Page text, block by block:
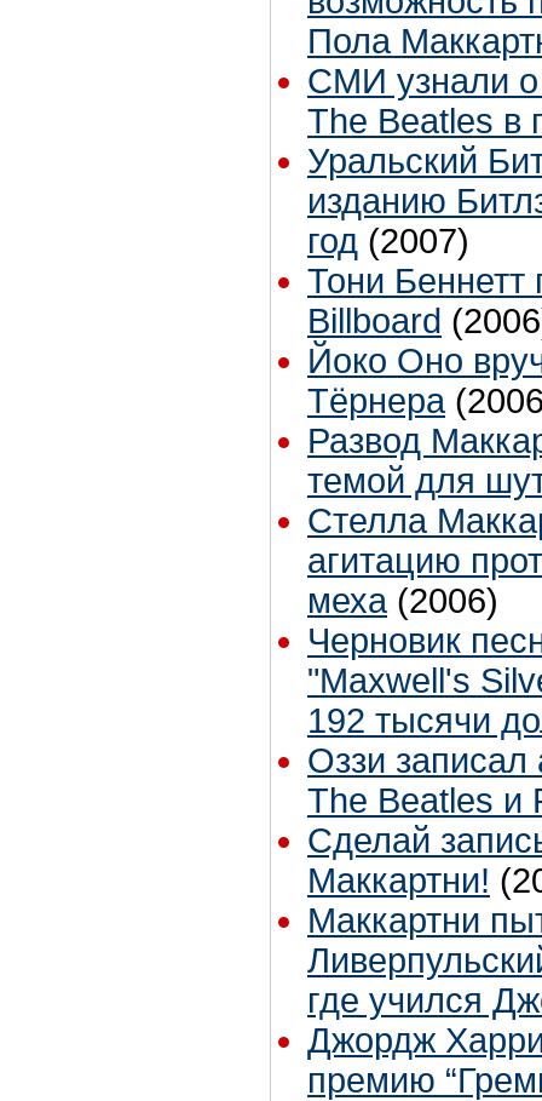
Пола
СМИ узнали о
The Beatles в
Уральский
изданию
год (2007)
Тони Беннетт
Billboard
Йоко Оно
Тёрнера
Развод
темой для
Стелла
агитацию
меха (2006)
Черновик
"Maxwell's
192 тысячи
Оззи записал
The Beatles и
Сделай
Маккартни!
Маккартни
где учился
Джордж
премию